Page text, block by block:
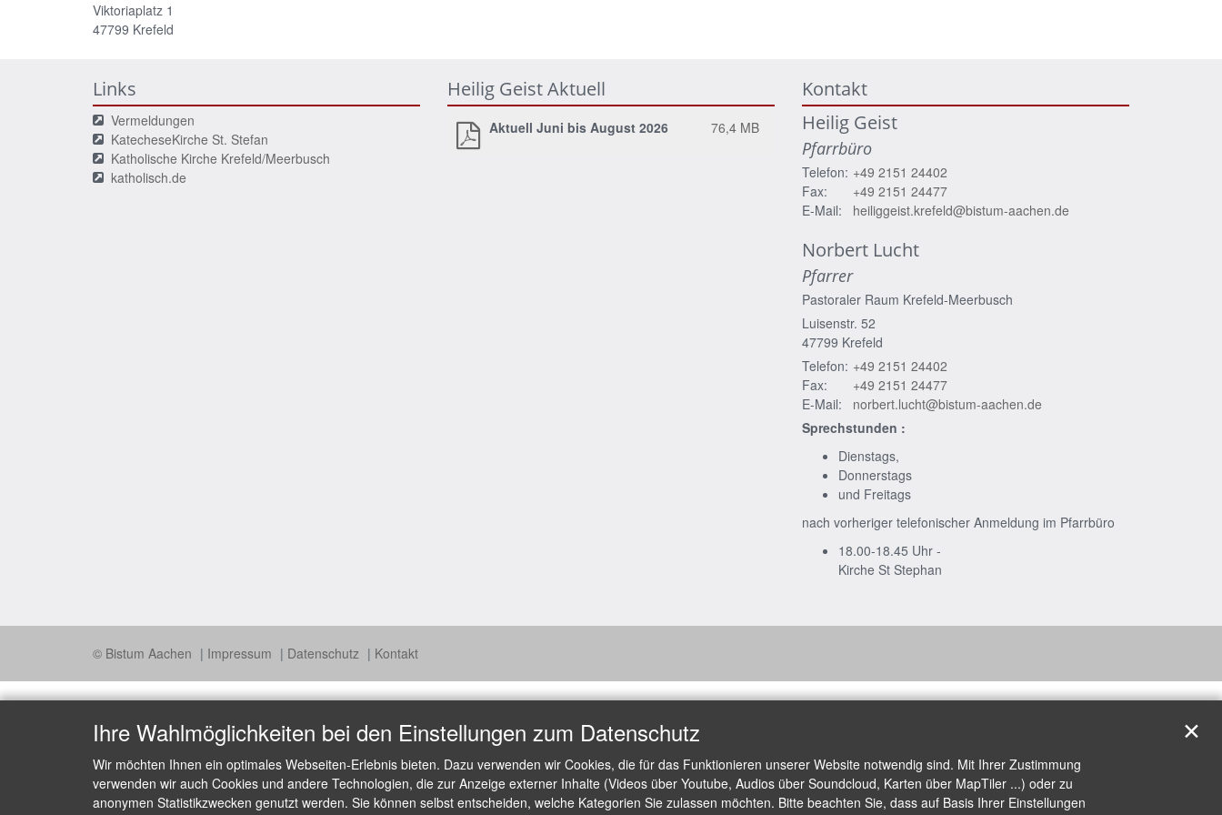
Viktoriaplatz 1
47799 Krefeld
Links
Vermeldungen
KatecheseKirche St. Stefan
Katholische Kirche Krefeld/Meerbusch
katholisch.de
Heilig Geist Aktuell
Aktuell Juni bis August 2026 76,4 MB
Kontakt
Heilig Geist
Pfarrbüro
Telefon: +49 2151 24402
Fax:
+49 2151 24477
E-Mail:
heiliggeist.krefeld@bistum-aachen.de
Norbert Lucht
Pfarrer
Pastoraler Raum Krefeld-Meerbusch
Luisenstr. 52
47799 Krefeld
Telefon: +49 2151 24402
Fax:
+49 2151 24477
E-Mail:
norbert.lucht@bistum-aachen.de
Sprechstunden :
Dienstags,
Donnerstags
und Freitags
nach vorheriger telefonischer Anmeldung im Pfarrbüro
18.00-18.45 Uhr -
Kirche St Stephan
© Bistum Aachen Impressum Datenschutz Kontakt
Ihre Wahlmöglichkeiten bei den Einstellungen zum Datenschutz
Wir möchten Ihnen ein optimales Webseiten-Erlebnis bieten. Dazu verwenden wir Cookies, die für das Funktionieren unserer Website notwendig sind. Mit Ihrer Zustimmung
verwenden wir auch Cookies und andere Technologien, die zur Anzeige externer Inhalte (Videos über Youtube, Audios über Soundcloud, Karten über MapTiler ...) oder zu
anonymen Statistikzwecken genutzt werden. Sie können selbst entscheiden, welche Kategorien Sie zulassen möchten. Bitte beachten Sie, dass auf Basis Ihrer Einstellungen
✕